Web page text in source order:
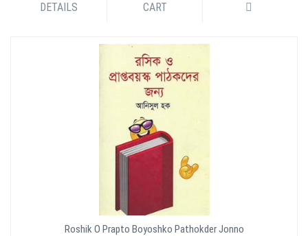
DETAILS CART
Roshik O Prapto Boyoshko Pathokder Jonno